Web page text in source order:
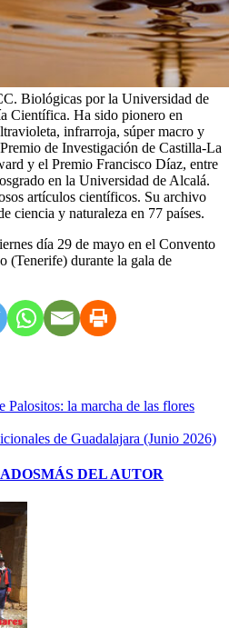
Biológicas por la Universidad de
Científica. Ha sido pionero en
infrarroja, súper macro y
de Investigación de Castilla-La
y el Premio Francisco Díaz, entre
en la Universidad de Alcalá.
artículos científicos. Su archivo
ciencia y naturaleza en 77 países.
día 29 de mayo en el Convento
(Tenerife) durante la gala de
Palositos: la marcha de las flores
de Guadalajara (Junio 2026)
MÁS DEL AUTOR